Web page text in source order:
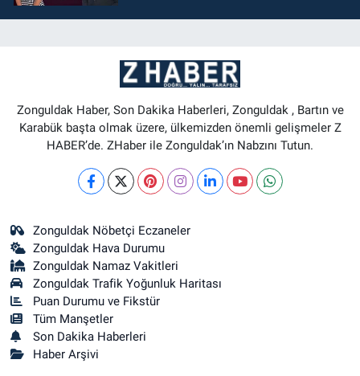
Zonguldak Haber, Son Dakika Haberleri, Zonguldak , Bartın ve
Karabük başta olmak üzere, ülkemizden önemli gelişmeler Z
HABER’de. ZHaber ile Zonguldak’ın Nabzını Tutun.
Zonguldak Nöbetçi Eczaneler
Zonguldak Hava Durumu
Zonguldak Namaz Vakitleri
Zonguldak Trafik Yoğunluk Haritası
Puan Durumu ve Fikstür
Tüm Manşetler
Son Dakika Haberleri
Haber Arşivi